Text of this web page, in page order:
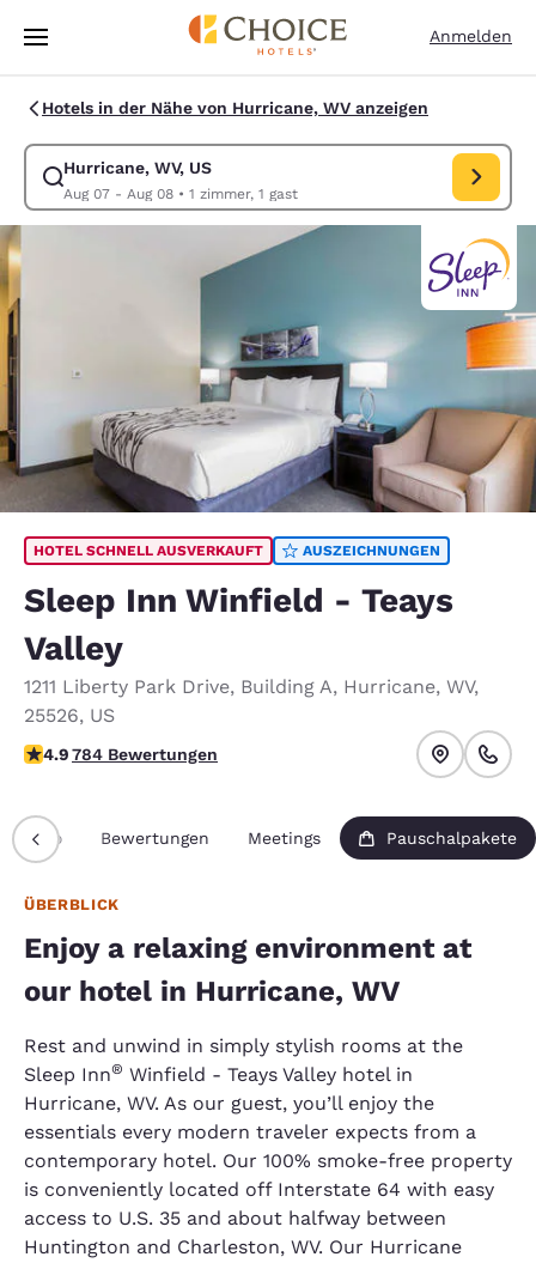
Weiter Zu Hauptinhalt
Anmelden
Hotels in der Nähe von Hurricane, WV anzeigen
Hurricane, WV, US
Aug 07 - Aug 08• 1 zimmer, 1 gast
Suche für Hurricane, WV, US ändern. Check-in-Datum Aug 07, Check-
HOTEL SCHNELL AUSVERKAUFT AUSZEICHNUNGEN
Sleep Inn Winfield - Teays
Valley
1211 Liberty Park Drive, Building A, Hurricane, WV,
25526, US
4.88-Sterne-Bewertung. Außergewöhnlich.
4.9784 Bewertungen
Info Bewertungen Meetings Pauschalpakete
ÜBERBLICK
Enjoy a relaxing environment at
our hotel in Hurricane, WV
Rest and unwind in simply stylish rooms at the
Sleep Inn® Winfield - Teays Valley hotel in
Hurricane, WV. As our guest, you’ll enjoy the
essentials every modern traveler expects from a
contemporary hotel. Our 100% smoke-free property
is conveniently located off Interstate 64 with easy
access to U.S. 35 and about halfway between
Huntington and Charleston, WV. Our Hurricane